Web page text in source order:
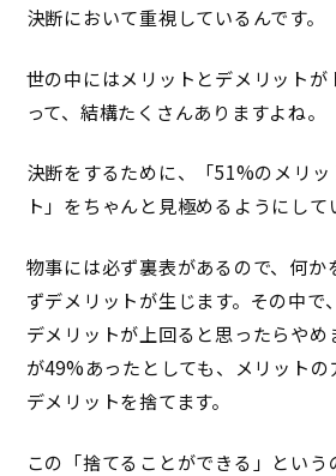
決断において重視しているんです。
世の中にはメリットとデメリットが
って、結構たくさんありますよね。
決断をするために、「51%のメリ
ト」をちゃんと見極めるようにして
物事には必ず裏表があるので、何か
ずデメリットが生じます。その中で
デメリットが上回ると思ったらやめ
が49%あったとしても、メリット
デメリットを捨てます。
この「捨てることができる」とい